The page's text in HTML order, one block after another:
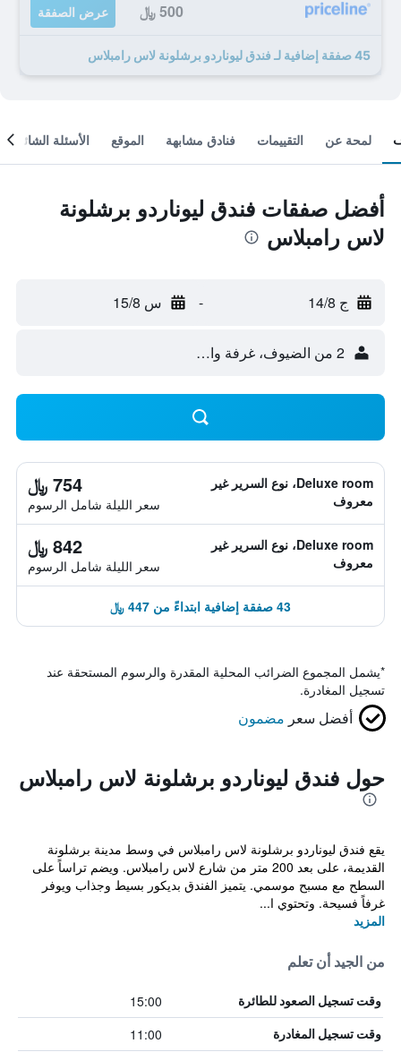
500 ﷼ عرض الصفقة
45 صفقة إضافية لـ فندق ليوناردو برشلونة لاس رامبلاس
لمحة عن التقييمات فنادق مشابهة الموقع الأسئلة الشائعة
أفضل صفقات فندق ليوناردو برشلونة
لاس رامبلاس
ج 14/8 - س 15/8
2 من الضيوف، غرفة واحدة
Deluxe room، نوع السرير غير
معروف
754 ﷼
سعر الليلة شامل الرسوم
Deluxe room، نوع السرير غير
معروف
842 ﷼
سعر الليلة شامل الرسوم
43 صفقة إضافية ابتداءً من 447 ﷼
*يشمل المجموع الضرائب المحلية المقدرة والرسوم المستحقة عند
تسجيل المغادرة.
أفضل سعر مضمون
حول فندق ليوناردو برشلونة لاس رامبلاس
يقع فندق ليوناردو برشلونة لاس رامبلاس في وسط مدينة برشلونة
القديمة، على بعد 200 متر من شارع لاس رامبلاس. ويضم تراساً على
السطح مع مسبح موسمي. يتميز الفندق بديكور بسيط وجذاب ويوفر
غرفاً فسيحة. وتحتوي ا...
المزيد
من الجيد أن تعلم
وقت تسجيل الصعود للطائرة 15:00
وقت تسجيل المغادرة 11:00